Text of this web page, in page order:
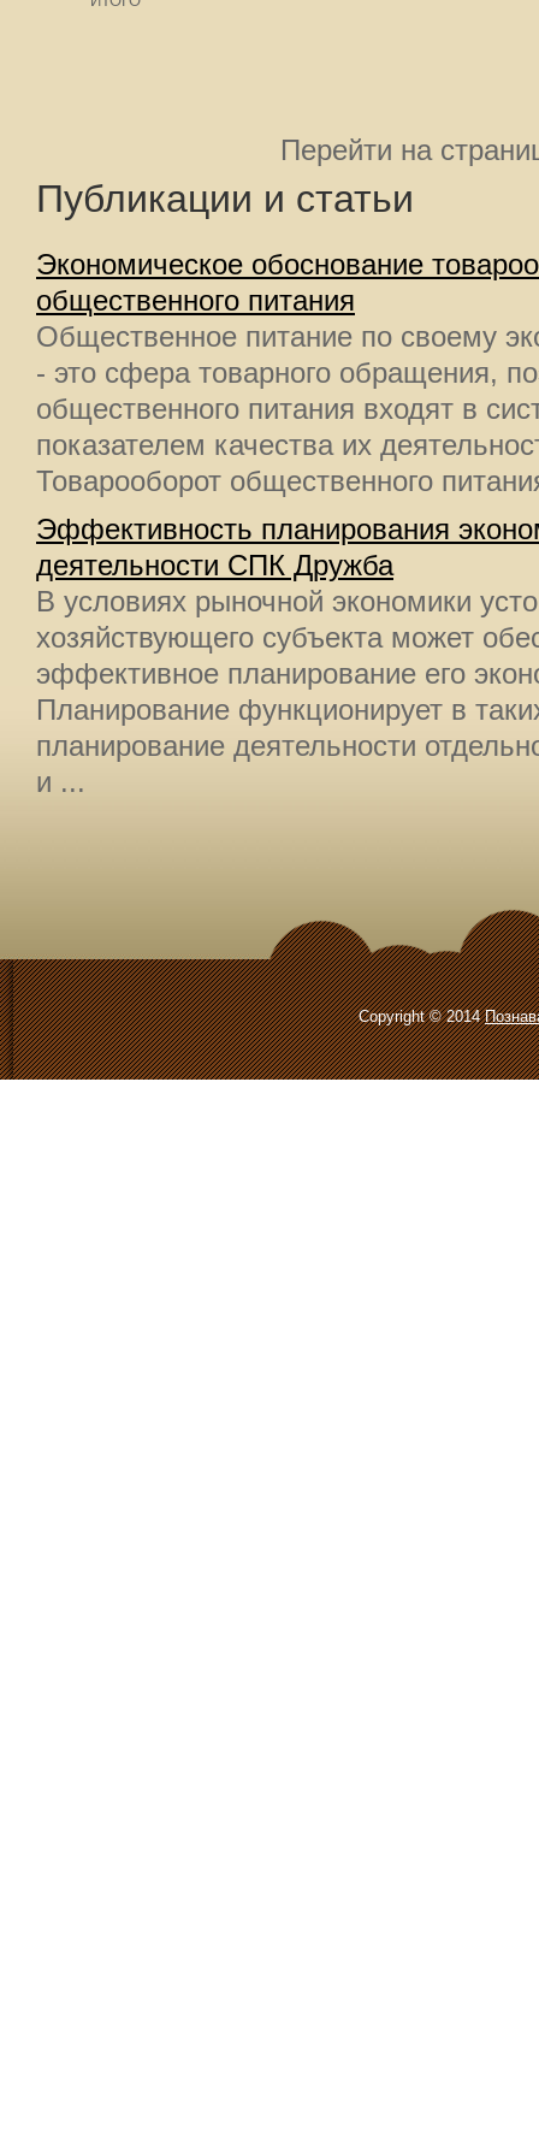
Перейти на
Публикации и статьи
Экономическое обоснование
общественного питания
Общественное питание по своему
- это сфера товарного обращения,
общественного питания входят в
показателем качества их
Товарооборот общественного
Эффективность планирования
деятельности СПК Дружба
В условиях рыночной экономики
хозяйствующего субъекта может
эффективное планирование его
Планирование функционирует в
планирование деятельности
и ...
Copyright © 2014